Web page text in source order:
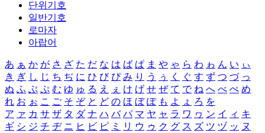
단위기호
일반기호
로마자
아랍어
あ ぁ か が さ ざ た だ な は ば ぱ ま や ゃ ら わ ゎ ん い ぃ
き ぎ し じ ち ぢ に ひ び ぴ み り う ぅ く ぐ す ず つ づ っ
ぬ ふ ぶ ぷ む ゆ ゅ る え ぇ け げ せ ぜ て で ね へ べ ぺ め
れ お ぉ こ ご そ ぞ と ど の ほ ぼ ぽ も よ ょ ろ を
ア ァ カ サ ザ タ ダ ナ ハ バ パ マ ヤ ャ ラ ワ ヮ ン イ ィ キ
ギ シ ジ チ ヂ ニ ヒ ビ ピ ミ リ ウ ゥ ク グ ス ズ ツ ヅ ッ ヌ